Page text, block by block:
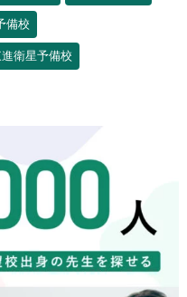
備校
進衛星予備校